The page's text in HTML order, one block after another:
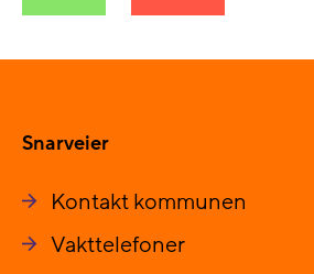
Snarveier
Kontakt kommunen
Vakttelefoner